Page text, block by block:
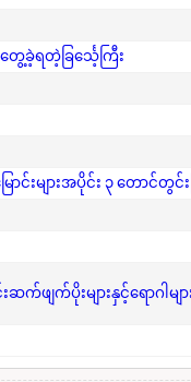
ခဲ့ရတဲ့ခြင်္သေ့ကြီး
းများအပိုင်း ၃ တောင်တွင်
ျက်ပိုးများနှင့်ရောဂါမျ